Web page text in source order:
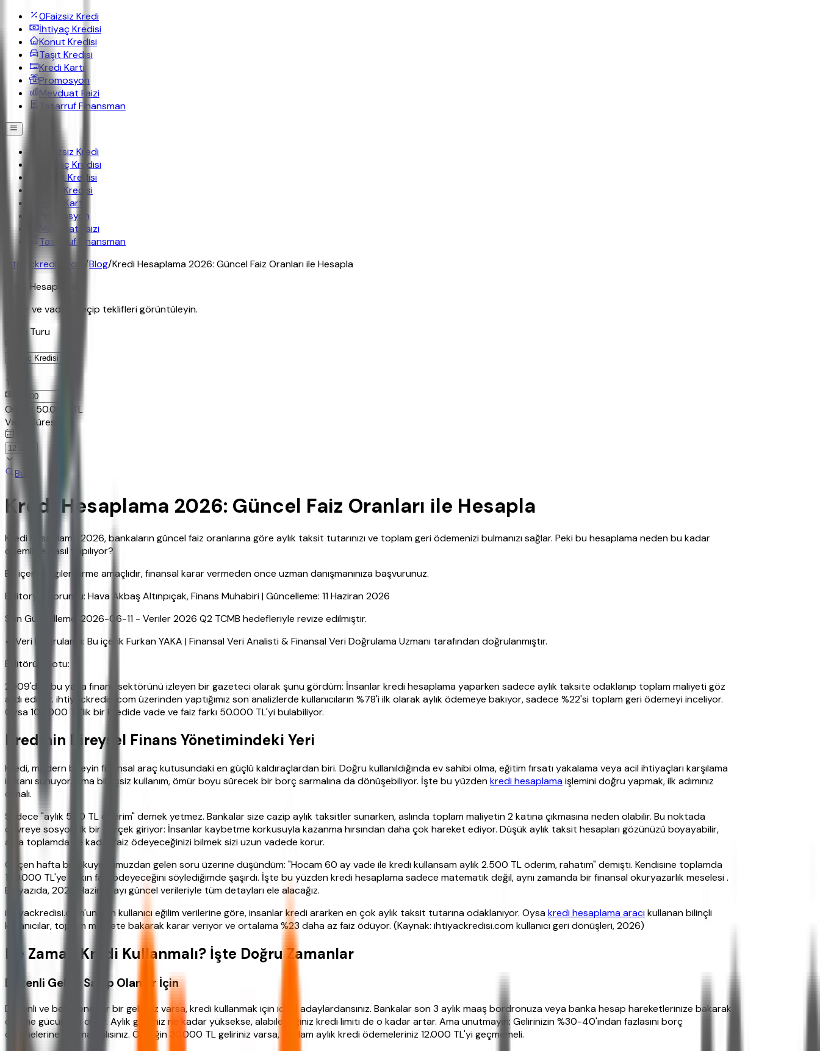
0Faizsiz Kredi
İhtiyaç Kredisi
Konut Kredisi
Taşıt Kredisi
Kredi Kartı
Promosyon
Mevduat Faizi
Tasarruf Finansman
Faizsiz Kredi
İhtiyaç Kredisi
Konut Kredisi
Taşıt Kredisi
Kredi Kartı
Promosyon
Mevduat Faizi
Tasarruf Finansman
ihtiyackredisi.com /Blog/Kredi Hesaplama 2026: Güncel Faiz Oranları ile Hesapla
Kredi Hesaplama
Tutar ve vadeyi seçip teklifleri görüntüleyin.
Kredi Turu
Tutar
Ornek: 50.000
TL
Vade Süresi
Bul
Kredi Hesaplama 2026: Güncel Faiz Oranları ile Hesapla
Kredi hesaplama 2026, bankaların güncel faiz oranlarına göre aylık taksit tutarınızı ve toplam geri ödemenizi bulmanızı sağlar. Peki bu hesaplama neden bu kadar
önemli ve nasıl yapılıyor?
Bu içerik bilgilendirme amaçlıdır, finansal karar vermeden önce uzman danışmanınıza başvurunuz.
Editoryal Sorumlu: Hava Akbaş Altınpıçak, Finans Muhabiri | Güncelleme: 11 Haziran 2026
Son Güncelleme: 2026-06-11 - Veriler 2026 Q2 TCMB hedefleriyle revize edilmiştir.
✔ Veri Doğrulama: Bu içerik Furkan YAKA | Finansal Veri Analisti & Finansal Veri Doğrulama Uzmanı tarafından doğrulanmıştır.
Editörün Notu:
2009'dan bu yana finans sektörünü izleyen bir gazeteci olarak şunu gördüm: İnsanlar kredi hesaplama yaparken sadece aylık taksite odaklanıp toplam maliyeti göz
ardı ediyor. ihtiyackredisi.com üzerinden yaptığımız son analizlerde kullanıcıların %78'i ilk olarak aylık ödemeye bakıyor, sadece %22'si toplam geri ödemeyi inceliyor.
Oysa 100.000 TL'lik bir kredide vade ve faiz farkı 50.000 TL'yi bulabiliyor.
Kredinin Bireysel Finans Yönetimindeki Yeri
Kredi, modern bireyin finansal araç kutusundaki en güçlü kaldıraçlardan biri. Doğru kullanıldığında ev sahibi olma, eğitim fırsatı yakalama veya acil ihtiyaçları karşılama
imkanı sunuyor. Ama bilinçsiz kullanım, ömür boyu sürecek bir borç sarmalına da dönüşebiliyor. İşte bu yüzdenkredi hesaplamaişlemini doğru yapmak, ilk adımınız
olmalı.
Sadece "aylık 500 TL öderim" demek yetmez. Bankalar size cazip aylık taksitler sunarken, aslında toplam maliyetin 2 katına çıkmasına neden olabilir. Bu noktada
devreye sosyolojik bir gerçek giriyor: İnsanlar kaybetme korkusuyla kazanma hırsından daha çok hareket ediyor. Düşük aylık taksit hesapları gözünüzü boyayabilir,
ama toplamda ne kadar faiz ödeyeceğinizi bilmek sizi uzun vadede korur.
Geçen hafta bir okuyucumuzdan gelen soru üzerine düşündüm: "Hocam 60 ay vade ile kredi kullansam aylık 2.500 TL öderim, rahatım" demişti. Kendisine toplamda
150.000 TL'ye yakın faiz ödeyeceğini söylediğimde şaşırdı. İşte bu yüzden kredi hesaplama sadece matematik değil, aynı zamanda bir finansal okuryazarlık meselesi .
Bu yazıda, 2026 Haziran ayı güncel verileriyle tüm detayları ele alacağız.
ihtiyackredisi.com'un son kullanıcı eğilim verilerine göre, insanlar kredi ararken en çok aylık taksit tutarına odaklanıyor. Oysakredi hesaplama aracıkullanan bilinçli
kullanıcılar, toplam maliyete bakarak karar veriyor ve ortalama %23 daha az faiz ödüyor. (Kaynak: ihtiyackredisi.com kullanıcı geri dönüşleri, 2026)
Ne Zaman Kredi Kullanmalı? İşte Doğru Zamanlar
Düzenli Gelire Sahip Olanlar İçin
Düzenli ve belgelenebilir bir geliriniz varsa, kredi kullanmak için ideal adaylardansınız. Bankalar son 3 aylık maaş bordronuza veya banka hesap hareketlerinize bakarak
ödeme gücünüzü ölçer. Aylık geliriniz ne kadar yüksekse, alabileceğiniz kredi limiti de o kadar artar. Ama unutmayın: Gelirinizin %30-40'ından fazlasını borç
ödemelerine ayırmamalısınız. Örneğin 30.000 TL geliriniz varsa, toplam aylık kredi ödemeleriniz 12.000 TL'yi geçmemeli.